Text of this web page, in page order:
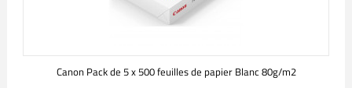
Canon Pack de 5 x 500 feuilles de papier Blanc 80g/m2